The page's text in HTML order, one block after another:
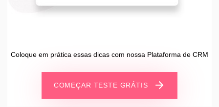
Coloque em prática essas dicas com nossa Plataforma de CRM
COMEÇAR TESTE GRÁTIS